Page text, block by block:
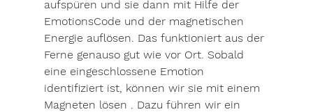
aufspüren und sie dann mit Hilfe der
EmotionsCode und der magnetischen
Energie auflösen. Das funktioniert aus der
Ferne genauso gut wie vor Ort. Sobald
eine eingeschlossene Emotion
identifiziert ist, können wir sie mit einem
Magneten lösen . Dazu führen wir ein